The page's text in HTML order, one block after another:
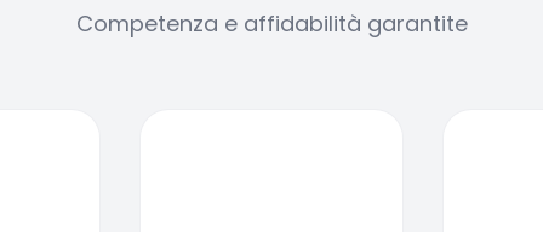
Competenza e affidabilità garantite